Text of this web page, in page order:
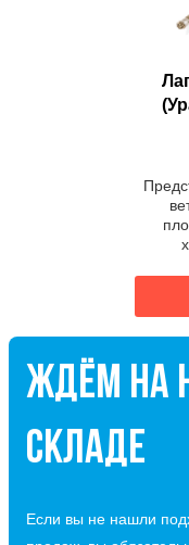
ЖДЁМ НА
СКЛАДЕ
Если вы не нашли